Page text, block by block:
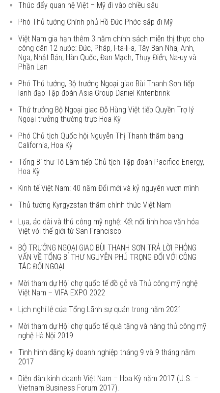
Thúc đẩy quan hệ Việt – Mỹ đi vào chiều sâu
Phó Thủ tướng Chính phủ Hồ Đức Phớc sắp đi Mỹ
Việt Nam gia hạn thêm 3 năm chính sách miễn thị thực cho
công dân 12 nước: Đức, Pháp, I-ta-li-a, Tây Ban Nha, Anh,
Nga, Nhật Bản, Hàn Quốc, Đan Mạch, Thụy Điển, Na-uy và
Phần Lan
Phó Thủ tướng, Bộ trưởng Ngoại giao Bùi Thanh Sơn tiếp
lãnh đạo Tập đoàn Asia Group Daniel Kritenbrink
Thứ trưởng Bộ Ngoại giao Đỗ Hùng Việt tiếp Quyền Trợ lý
Ngoại trưởng thường trực Hoa Kỳ
Phó Chủ tịch Quốc hội Nguyễn Thị Thanh thăm bang
California, Hoa Kỳ
Tổng Bí thư Tô Lâm tiếp Chủ tịch Tập đoàn Pacifico Energy,
Hoa Kỳ
Kinh tế Việt Nam: 40 năm Đổi mới và kỷ nguyên vươn mình
Thủ tướng Kyrgyzstan thăm chính thức Việt Nam
Lụa, áo dài và thủ công mỹ nghệ: Kết nối tinh hoa văn hóa
Việt với thế giới từ San Francisco
BỘ TRƯỞNG NGOẠI GIAO BÙI THANH SƠN TRẢ LỜI PHỎNG
VẤN VỀ TỔNG BÍ THƯ NGUYỄN PHÚ TRỌNG ĐỐI VỚI CÔNG
TÁC ĐỐI NGOẠI
Mời tham dự Hội chợ quốc tế đồ gỗ và Thủ công mỹ nghệ
Việt Nam – VIFA EXPO 2022
Lịch nghỉ lễ của Tổng Lãnh sự quán trong năm 2021
Mời tham dự Hội chợ quốc tế quà tặng và hàng thủ công mỹ
nghệ Hà Nội 2019
Tình hình đăng ký doanh nghiệp tháng 9 và 9 tháng năm
2017
Diễn đàn kinh doanh Việt Nam – Hoa Kỳ năm 2017 (U.S. –
Vietnam Business Forum 2017).